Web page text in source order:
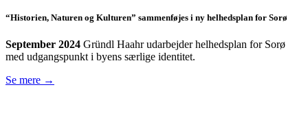
“Historien, Naturen og Kulturen” sammenføjes i ny helhedsplan for Sorø
September 2024 Gründl Haahr udarbejder helhedsplan for Sorø
med udgangspunkt i byens særlige identitet.
Se mere →